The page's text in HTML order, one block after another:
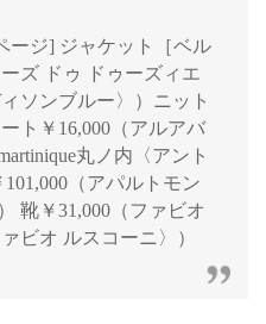
ージ] ジャケット［ベル
ズ ドゥ ドゥーズィエ
ソンブルー〉）ニット
ト￥16,000（アルアバ
丸ノ内〈アント
（アパルトモン
靴￥31,000（ファビオ
ビオ ルスコーニ〉）